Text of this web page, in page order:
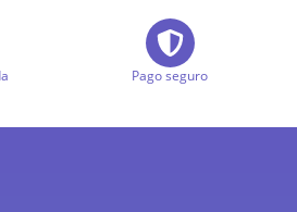
Pago seguro